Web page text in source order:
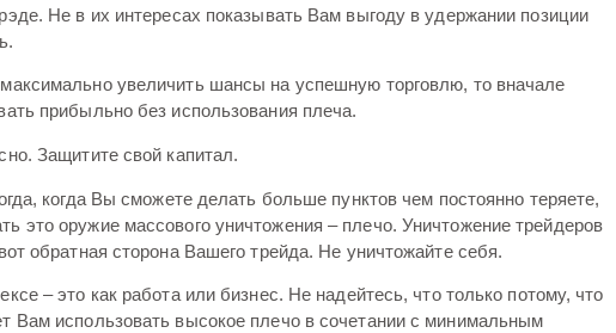
Не в их интересах показывать Вам выгоду в удержании позиции
увеличить шансы на успешную торговлю, то вначале
прибыльно без использования плеча.
Защитите свой капитал.
когда Вы сможете делать больше пунктов чем постоянно теряете,
это оружие массового уничтожения – плечо. Уничтожение трейдеров
обратная сторона Вашего трейда. Не уничтожайте себя.
– это как работа или бизнес. Не надейтесь, что только потому, что
Вам использовать высокое плечо в сочетании с минимальным